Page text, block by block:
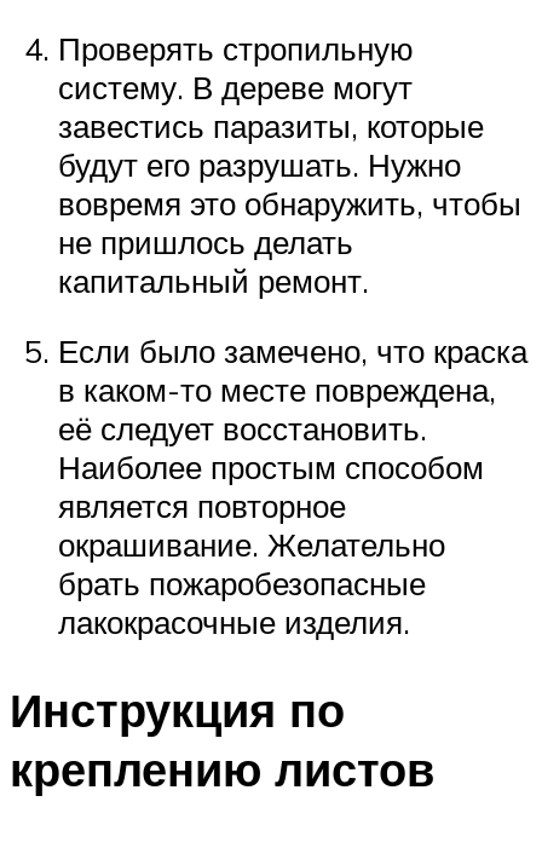
Проверять стропильную
систему. В дереве могут
завестись паразиты, которые
будут его разрушать. Нужно
вовремя это обнаружить, чтобы
не пришлось делать
капитальный ремонт.
Если было замечено, что краска
в каком-то месте повреждена,
её следует восстановить.
Наиболее простым способом
является повторное
окрашивание. Желательно
брать пожаробезопасные
лакокрасочные изделия.
Инструкция по
креплению листов